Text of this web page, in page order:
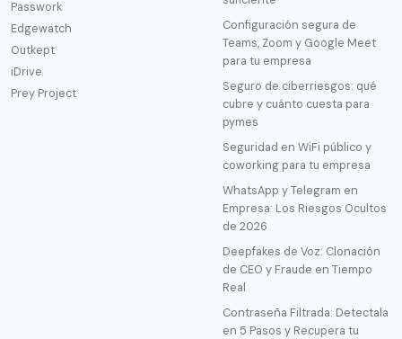
Passwork
Edgewatch
Outkept
iDrive
Prey Project
Configuración segura de
Teams, Zoom y Google Meet
para tu empresa
Seguro de ciberriesgos: qué
cubre y cuánto cuesta para
pymes
Seguridad en WiFi público y
coworking para tu empresa
WhatsApp y Telegram en
Empresa: Los Riesgos Ocultos
de 2026
Deepfakes de Voz: Clonación
de CEO y Fraude en Tiempo
Real
Contraseña Filtrada: Detectala
en 5 Pasos y Recupera tu